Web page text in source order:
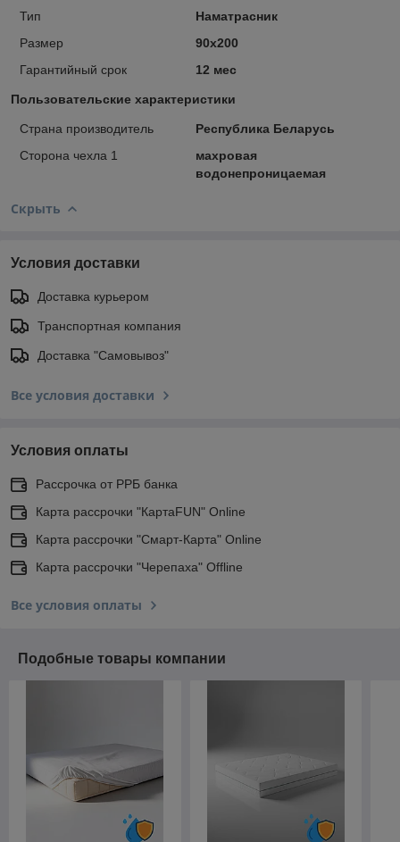
Тип
Наматрасник
Размер
90х200
Гарантийный срок
12 мес
Пользовательские характеристики
Страна производитель
Республика Беларусь
Сторона чехла 1
махровая
водонепроницаемая
Скрыть
Условия доставки
Доставка курьером
Транспортная компания
Доставка "Самовывоз"
Все условия доставки
Условия оплаты
Рассрочка от РРБ банка
Карта рассрочки "КартаFUN" Online
Карта рассрочки "Смарт-Карта" Online
Карта рассрочки "Черепаха" Offline
Все условия оплаты
Подобные товары компании